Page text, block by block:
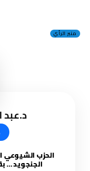
منبر الرأي
د.عبد
الحزب الشيوعي
الجنجويد …